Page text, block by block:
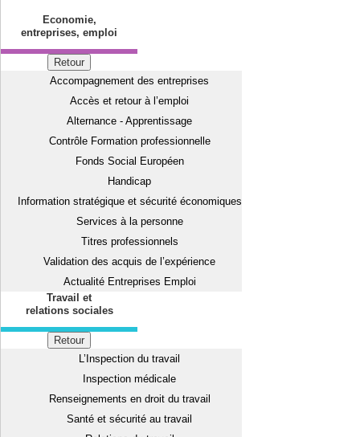
Economie,
entreprises, emploi
Retour
Accompagnement des entreprises
Accès et retour à l’emploi
Alternance - Apprentissage
Contrôle Formation professionnelle
Fonds Social Européen
Handicap
Information stratégique et sécurité économiques
Services à la personne
Titres professionnels
Validation des acquis de l’expérience
Actualité Entreprises Emploi
Travail et
relations sociales
Retour
L’Inspection du travail
Inspection médicale
Renseignements en droit du travail
Santé et sécurité au travail